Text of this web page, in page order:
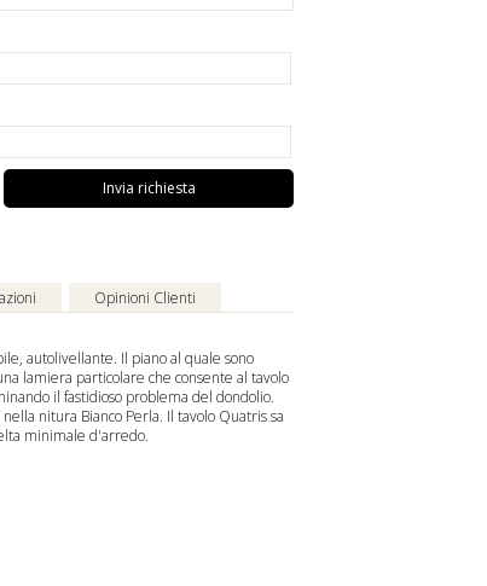
Invia richiesta
Opinioni Clienti
autolivellante. Il piano al quale sono
lamiera particolare che consente al tavolo
il fastidioso problema del dondolio.
finitura Bianco Perla. Il tavolo Quatris sa
minimale d'arredo.